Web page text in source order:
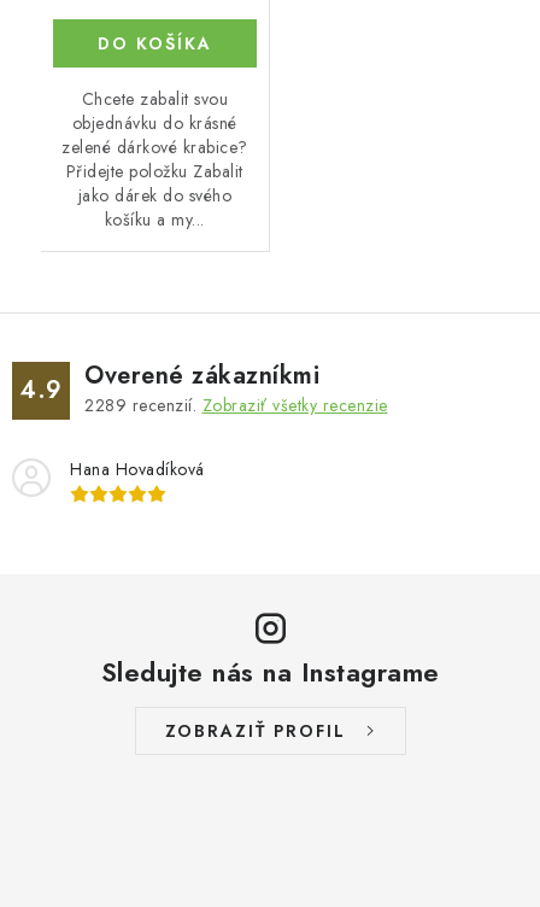
DO KOŠÍKA
Chcete zabalit svou
objednávku do krásné
zelené dárkové krabice?
Přidejte položku Zabalit
jako dárek do svého
košíku a my...
4.9 Overené zákazníkmi
2289 recenzií. Zobraziť všetky recenzie
Hana Hovadíková
Sledujte nás na Instagrame
ZOBRAZIŤ PROFIL